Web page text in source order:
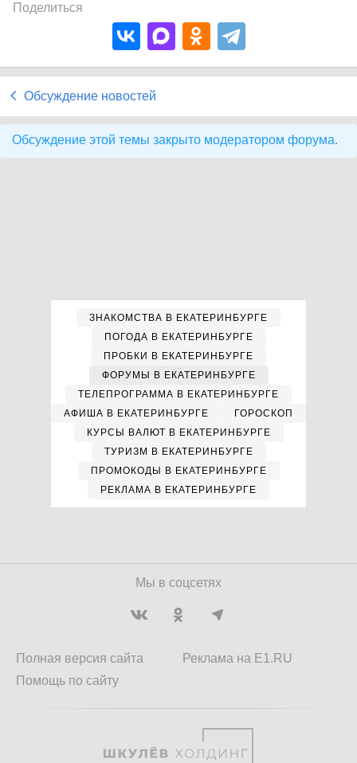
Поделиться
Обсуждение новостей
Обсуждение этой темы закрыто модератором форума.
ЗНАКОМСТВА В ЕКАТЕРИНБУРГЕ
ПОГОДА В ЕКАТЕРИНБУРГЕ
ПРОБКИ В ЕКАТЕРИНБУРГЕ
ФОРУМЫ В ЕКАТЕРИНБУРГЕ
ТЕЛЕПРОГРАММА В ЕКАТЕРИНБУРГЕ
АФИША В ЕКАТЕРИНБУРГЕ
ГОРОСКОП
КУРСЫ ВАЛЮТ В ЕКАТЕРИНБУРГЕ
ТУРИЗМ В ЕКАТЕРИНБУРГЕ
ПРОМОКОДЫ В ЕКАТЕРИНБУРГЕ
РЕКЛАМА В ЕКАТЕРИНБУРГЕ
Мы в соцсетях
Полная версия сайта
Помощь по сайту
Реклама на E1.RU